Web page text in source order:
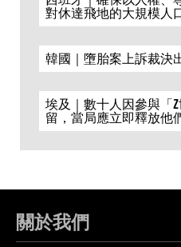
對休達飛地的大規模人
韓國｜墮胎案上訴裁決
埃及｜數十人因參與「
留，當局應立即釋放他
關於我們